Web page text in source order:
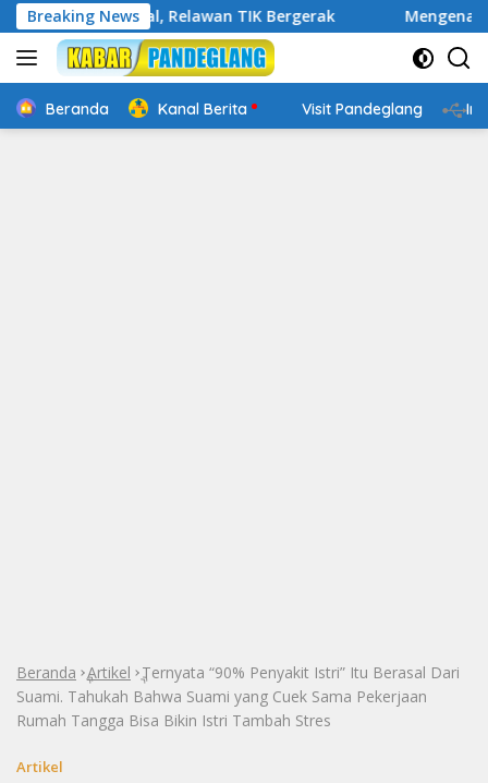
Langsung
ke
konten
Breaking News
Relawan TIK Bergerak Mengenal Website Resmi
Beranda Kanal Berita Visit Pandeglang
Beranda »
Artikel »Ternyata “90% Penyakit Istri” Itu Berasal Dari
Suami. Tahukah Bahwa Suami yang Cuek Sama Pekerjaan
Rumah Tangga Bisa Bikin Istri Tambah Stres
Artikel